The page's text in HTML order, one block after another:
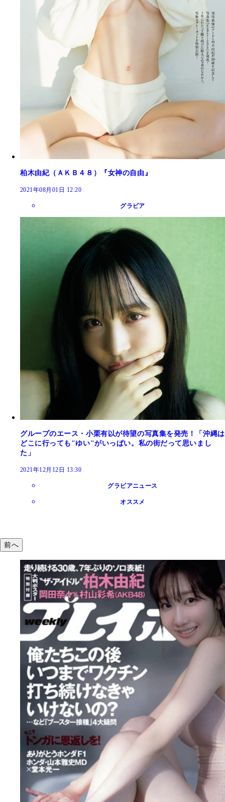
柏木由紀（ＡＫＢ４８）『女神の自由』
2021年08月01日 12:20
グラビア
グループのエース・小栗有以が待望の写真集を発売！「沖縄は
どこに行っても"ゆい"がいっぱい。私の街だって思いまし
た」
2021年12月12日 13:30
グラビアニュース
オススメ
前へ